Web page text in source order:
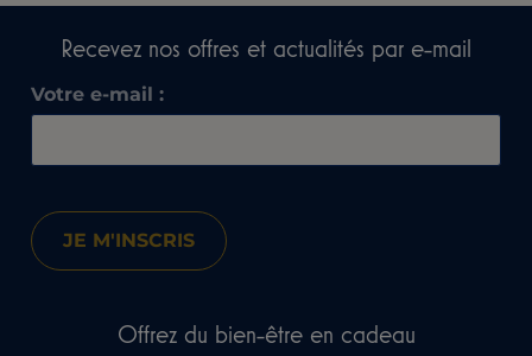
Offrez du bien-être en cadeau
Recevez nos offres et actualités par e-mail​
Votre e-mail :